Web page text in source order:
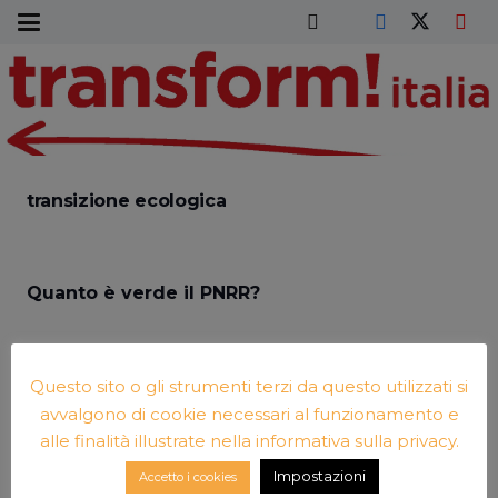
transizione ecologica
Quanto è verde il PNRR?
Il groviglio europeo
Il Pilastro europeo dei diritti sociali deve
Questo sito o gli strumenti terzi da questo utilizzati si
avvalgono di cookie necessari al funzionamento e
alle finalità illustrate nella informativa sulla privacy.
Accetto i cookies Impostazioni